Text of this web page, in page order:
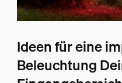
Ideen für eine
Beleuchtung